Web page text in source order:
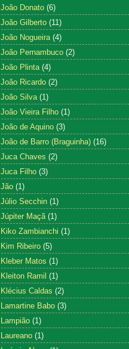
João Donato (6)
João Gilberto (11)
João Nogueira (4)
João Pernambuco (2)
João Plinta (4)
João Ricardo (2)
João Silva (1)
João Vieira Filho (1)
João de Aquino (3)
João de Barro (Braguinha) (16)
Juca Chaves (2)
Juca Filho (3)
Jão (1)
Júlio Secchin (1)
Júpiter Maçã (1)
Kiko Zambianchi (1)
Kim Ribeiro (5)
Kleber Matos (1)
Kleiton Ramil (1)
Klécius Caldas (2)
Lamartine Babo (3)
Lampião (1)
Laureano (1)